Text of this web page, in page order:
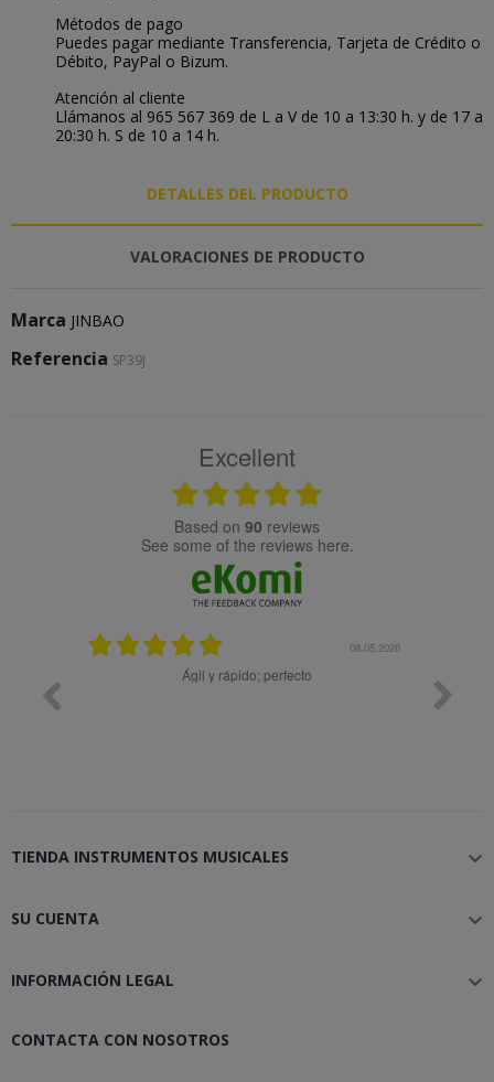
Métodos de pago
Puedes pagar mediante Transferencia, Tarjeta de Crédito o
Débito, PayPal o Bizum.
Atención al cliente
Llámanos al 965 567 369 de L a V de 10 a 13:30 h. y de 17 a
20:30 h. S de 10 a 14 h.
DETALLES DEL PRODUCTO
VALORACIONES DE PRODUCTO
Marca JINBAO
Referencia SP39J
Excellent
based on 90 reviews
see some of the reviews here.
Ágil y rápido; perfecto
TIENDA INSTRUMENTOS MUSICALES 
SU CUENTA 
INFORMACIÓN LEGAL 
CONTACTA CON NOSOTROS